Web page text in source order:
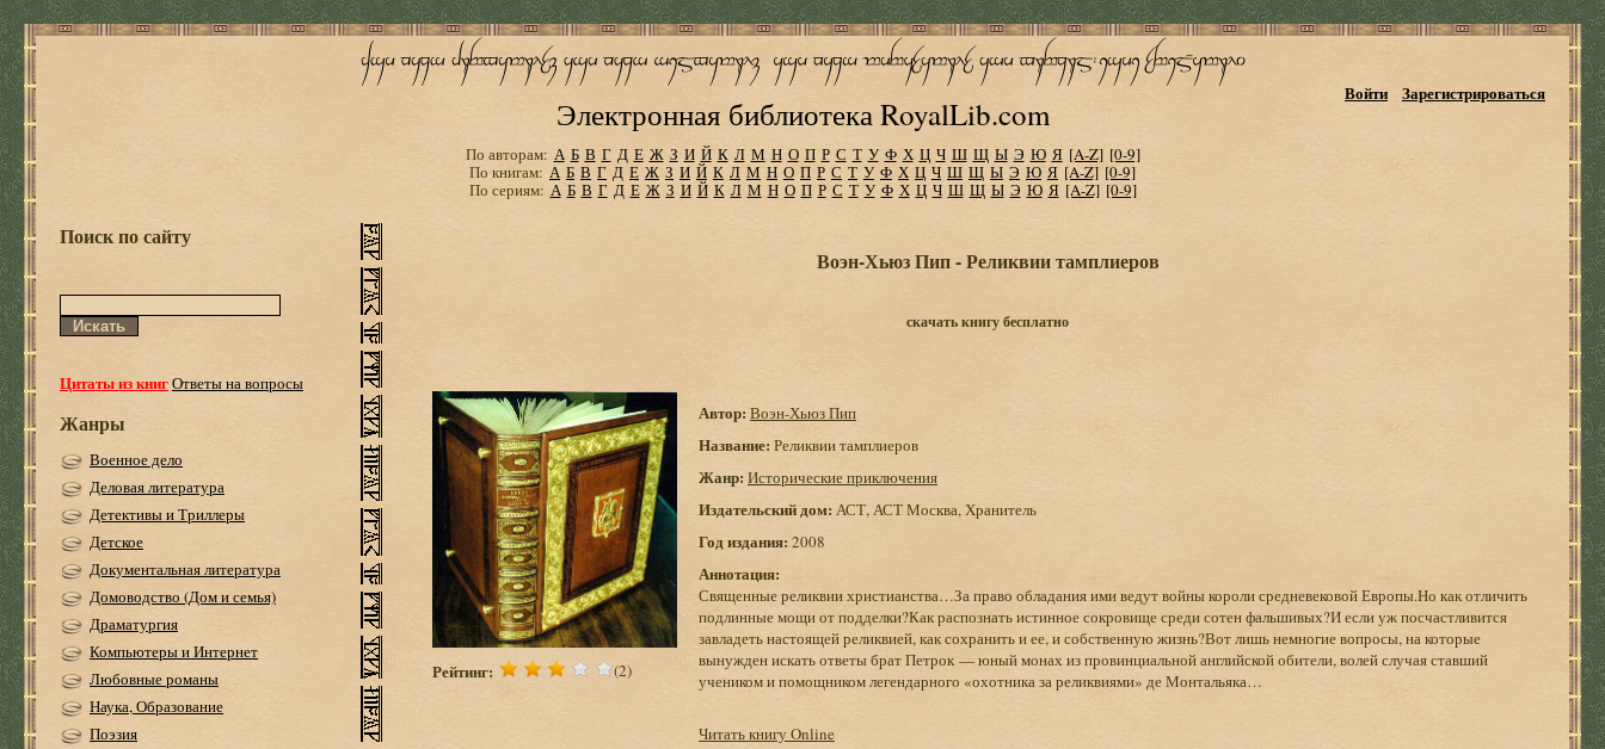
Электронная библиотека RoyalLib.com
Войти Зарегистрироваться
По авторам: А Б В Г Д Е Ж З И Й К Л М Н О П Р С Т У Ф Х Ц Ч Ш Щ Ы Э Ю Я [A-Z] [0-9]
По книгам: А Б В Г Д Е Ж З И Й К Л М Н О П Р С Т У Ф Х Ц Ч Ш Щ Ы Э Ю Я [A-Z] [0-9]
По сериям: А Б В Г Д Е Ж З И Й К Л М Н О П Р С Т У Ф Х Ц Ч Ш Щ Ы Э Ю Я [A-Z] [0-9]
Поиск по сайту
Цитаты из книгОтветы на вопросы
Жанры
Военное дело
Деловая литература
Детективы и Триллеры
Детское
Документальная литература
Домоводство (Дом и семья)
Драматургия
Компьютеры и Интернет
Любовные романы
Наука, Образование
Поэзия
Воэн-Хьюз Пип - Реликвии тамплиеров
скачать книгу бесплатно
Рейтинг: (2)
Автор: Воэн-Хьюз Пип
Название: Реликвии тамплиеров
Жанр: Исторические приключения
Издательский дом: АСТ, АСТ Москва, Хранитель
Год издания: 2008
Аннотация:
Священные реликвии христианства…За право обладания ими ведут войны короли средневековой Европы.Но как отличить
подлинные мощи от подделки?Как распознать истинное сокровище среди сотен фальшивых?И если уж посчастливится
завладеть настоящей реликвией, как сохранить и ее, и собственную жизнь?Вот лишь немногие вопросы, на которые
вынужден искать ответы брат Петрок — юный монах из провинциальной английской обители, волей случая ставший
учеником и помощником легендарного «охотника за реликвиями» де Монтальяка…
Читать книгу Online